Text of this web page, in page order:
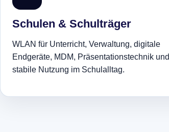
Schulen & Schulträger
WLAN für Unterricht, Verwaltung, digitale
Endgeräte, MDM, Präsentationstechnik und
stabile Nutzung im Schulalltag.